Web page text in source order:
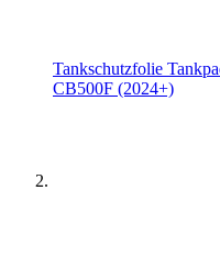
Tankschutzfolie
CB500F (2024+)